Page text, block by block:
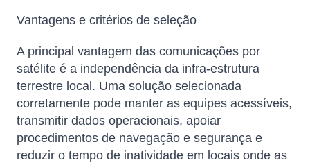
Vantagens e critérios de seleção
A principal vantagem das comunicações por
satélite é a independência da infra-estrutura
terrestre local. Uma solução selecionada
corretamente pode manter as equipes acessíveis,
transmitir dados operacionais, apoiar
procedimentos de navegação e segurança e
reduzir o tempo de inatividade em locais onde as